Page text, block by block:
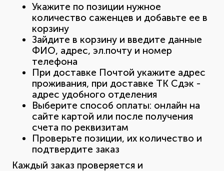
Укажите по позиции нужное
количество саженцев и добавьте ее в
корзину
Зайдите в корзину и введите данные
ФИО, адрес, эл.почту и номер
телефона
При доставке Почтой укажите адрес
проживания, при доставке ТК Сдэк -
адрес удобного отделения
Выберите способ оплаты: онлайн на
сайте картой или после получения
счета по реквизитам
Проверьте позиции, их количество и
подтвердите заказ
Каждый заказ проверяется и